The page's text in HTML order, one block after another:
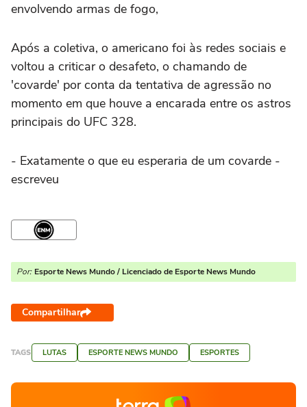
envolvendo armas de fogo,
Após a coletiva, o americano foi às redes sociais e
voltou a criticar o desafeto, o chamando de
'covarde' por conta da tentativa de agressão no
momento em que houve a encarada entre os astros
principais do UFC 328.
- Exatamente o que eu esperaria de um covarde -
escreveu
Por: Esporte News Mundo / Licenciado de Esporte News Mundo
Compartilhar
TAGS LUTAS ESPORTE NEWS MUNDO ESPORTES